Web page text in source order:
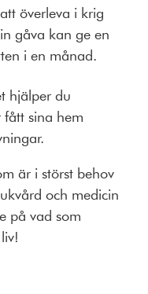
överleva i krig
gåva kan ge en
i en månad.
hjälper du
sina hem
är i störst behov
och medicin
på vad som